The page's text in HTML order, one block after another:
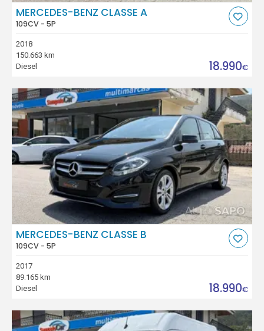
MERCEDES-BENZ CLASSE A
109CV - 5P
2018
150.663 km
Diesel
18.990€
MERCEDES-BENZ CLASSE B
109CV - 5P
2017
89.165 km
Diesel
18.990€